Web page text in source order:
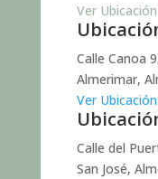
Ver Ubicación
Calle Canoa
Almerimar,
Ver Ubicación
Calle del
San José,